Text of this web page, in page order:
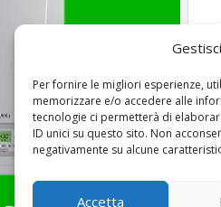
Per fornire le migliori esperienze,
memorizzare e/o accedere alle
tecnologie ci permetterà di
ID unici su questo sito. Non
negativamente su alcune
Accetta